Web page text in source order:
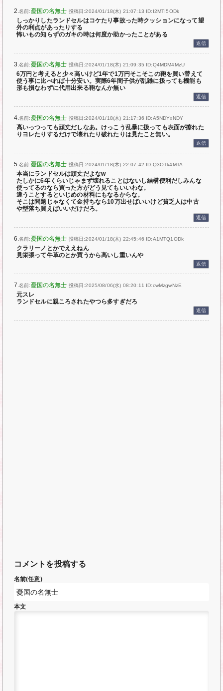
2.名前:憂国の名無士 投稿日:2024/01/18(木) 21:07:13 ID:I2MTI5ODk
しっかりしたランドセルはコケたり事故った時クッションになって望
外の利点があったりする
怖いもの知らずのガキの時は何度か助かったことがある
返信
3.名前:憂国の名無士 投稿日:2024/01/18(木) 21:09:35 ID:Q4MDM4MzU
6万円と考えると少々高いけど1年で1万円そこそこの鞄を買い替えて
使う事に比べれば十分安い。実際6年間子供が乱雑に扱っても機能も
形も損なわずに代用出来る鞄なんか無い
返信
4.名前:憂国の名無士 投稿日:2024/01/18(木) 21:17:36 ID:A5NDYxNDY
高いっつっても頑丈だしなあ。けっこう乱暴に扱っても表面が擦れた
りヨレたりするだけで壊れたり破れたりは見たこと無い。
返信
5.名前:憂国の名無士 投稿日:2024/01/18(木) 22:07:42 ID:Q3OTk4MTA
本当にランドセルは頑丈だよなw
たしかに6年くらいじゃまず壊れることはないし結構便利だしみんな
使ってるのなら買った方がどう見てもいいわな。
違うことするといじめの材料にもなるからな。
そこは問題じゃなくて金持ちなら10万出せばいいけど貧乏人は中古
や型落ち買えばいいだけだろ。
返信
6.名前:憂国の名無士 投稿日:2024/01/18(木) 22:45:46 ID:A1MTQ1ODk
クラリーノとかでええねん
見栄張って牛革のとか買うから高いし重いんや
返信
7.名前:憂国の名無士 投稿日:2025/08/06(水) 08:20:11 ID:cwMzgwNzE
元スレ
ランドセルに親ころされたやつら多すぎだろ
返信
コメントを投稿する
名前(任意)
本文